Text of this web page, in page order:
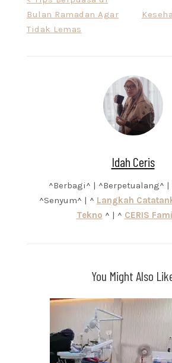
navigationBulan Ramadan Agar
Tidak Lemas
Idah Ceris
^Berbagi^ | ^Berpetualang^
^Senyum^ | ^ Langkah
Tekno ^ | ^ CERIS
You Might Also